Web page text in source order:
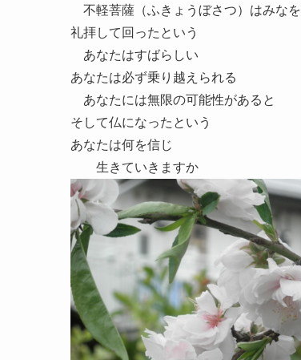
不軽菩薩（ふきょうぼさつ）はみなを
礼拝して回ったという
あなたはすばらしい
あなたは必ず乗り越えられる
あなたには無限の可能性があると
そして仏になったという
あなたは何を信じ
生きていきますか